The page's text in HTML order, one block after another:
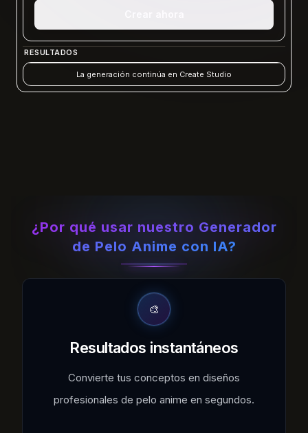
RESULTADOS
La generación continúa en Create Studio
¿Por qué usar nuestro Generador
de Pelo Anime con IA?
🎨
Resultados instantáneos
Convierte tus conceptos en diseños
profesionales de pelo anime en segundos.